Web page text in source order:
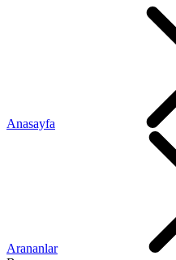
Anasayfa
Arananlar